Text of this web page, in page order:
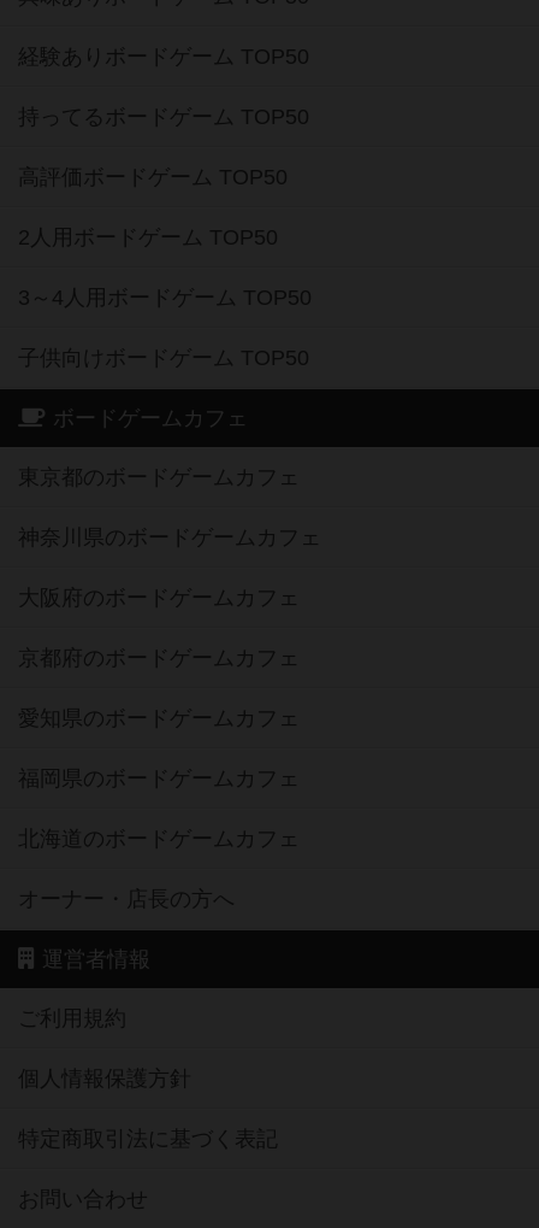
経験ありボードゲーム TOP50
持ってるボードゲーム TOP50
高評価ボードゲーム TOP50
2人用ボードゲーム TOP50
3～4人用ボードゲーム TOP50
子供向けボードゲーム TOP50
ボードゲームカフェ
東京都のボードゲームカフェ
神奈川県のボードゲームカフェ
大阪府のボードゲームカフェ
京都府のボードゲームカフェ
愛知県のボードゲームカフェ
福岡県のボードゲームカフェ
北海道のボードゲームカフェ
オーナー・店長の方へ
運営者情報
ご利用規約
個人情報保護方針
特定商取引法に基づく表記
お問い合わせ